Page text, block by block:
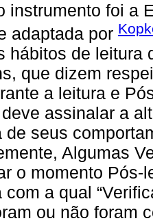
instrumento foi a
adaptada por
hábitos de leitura
que dizem
a leitura e
assinalar a
de seus
Algumas
o momento Pós-
com a qual
ou não foram